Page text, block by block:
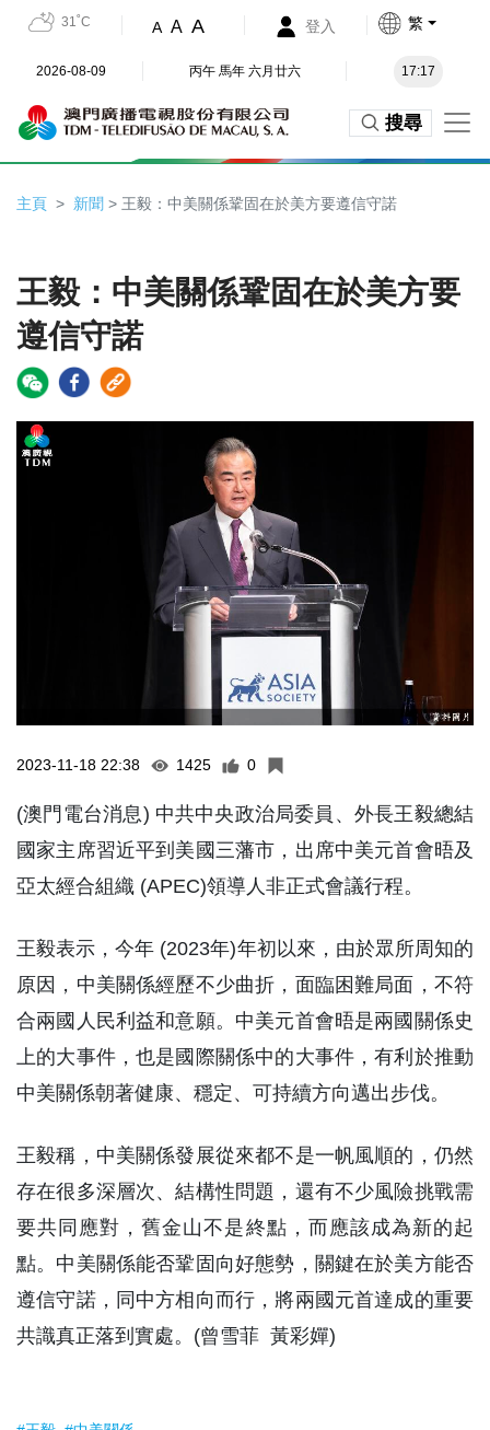
31˚C A A A 登入 繁
2026-08-09 丙午 馬年 六月廿六 17:17
搜尋
主頁 新聞 > 王毅：中美關係鞏固在於美方要遵信守諾
王毅：中美關係鞏固在於美方要
遵信守諾
2023-11-18 22:38 1425 0
(澳門電台消息) 中共中央政治局委員、外長王毅總結
國家主席習近平到美國三藩市，出席中美元首會晤及
亞太經合組織 (APEC)領導人非正式會議行程。
王毅表示，今年 (2023年)年初以來，由於眾所周知的
原因，中美關係經歷不少曲折，面臨困難局面，不符
合兩國人民利益和意願。中美元首會晤是兩國關係史
上的大事件，也是國際關係中的大事件，有利於推動
中美關係朝著健康、穩定、可持續方向邁出步伐。
王毅稱，中美關係發展從來都不是一帆風順的，仍然
存在很多深層次、結構性問題，還有不少風險挑戰需
要共同應對，舊金山不是終點，而應該成為新的起
點。中美關係能否鞏固向好態勢，關鍵在於美方能否
遵信守諾，同中方相向而行，將兩國元首達成的重要
共識真正落到實處。(曾雪菲 黃彩嬋)